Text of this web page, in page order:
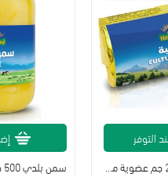
التوفر
سمن بلدي 500 جم - ارض الطبيعة